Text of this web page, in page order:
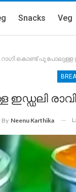
Snacks Veg
റാഗി കൊണ്ട് പൂ പോലുള്ള
By Neenu Karthika